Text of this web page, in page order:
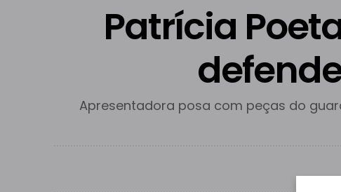
Patrícia
Apresentadora posa com peças do